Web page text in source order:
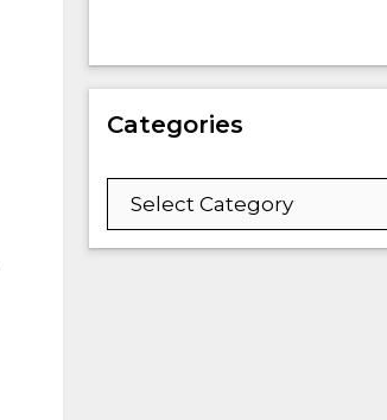
Categories
Categories